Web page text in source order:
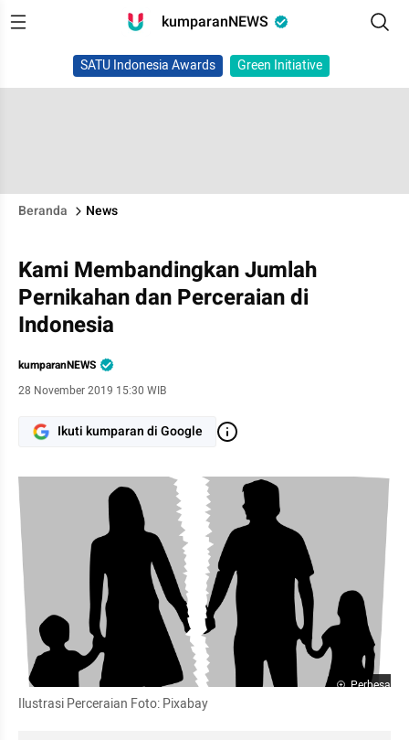
kumparanNEWS
SATU Indonesia Awards Green Initiative
Beranda News
Kami Membandingkan Jumlah
Pernikahan dan Perceraian di
Indonesia
kumparanNEWS
28 November 2019 15:30 WIB
Ikuti kumparan di Google
Perbesar
Ilustrasi Perceraian Foto: Pixabay